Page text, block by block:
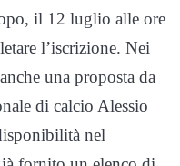
il 12 luglio alle ore
l’iscrizione. Nei
una proposta da
di calcio Alessio
nel